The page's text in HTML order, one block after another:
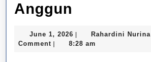
Anggun
CEO
June 1, 2026 June
1,
Rahardini Nurina
Comment
8:28 am